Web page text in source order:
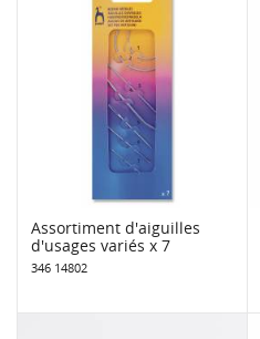
Assortiment d'aiguilles
d'usages variés x 7
346 14802